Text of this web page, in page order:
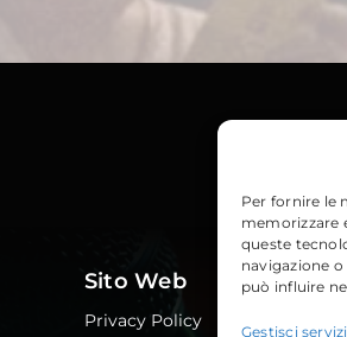
Per fornire le
memorizzare
queste
navigazione
può influire
Gestisci servizi
Sito Web
Privacy Policy